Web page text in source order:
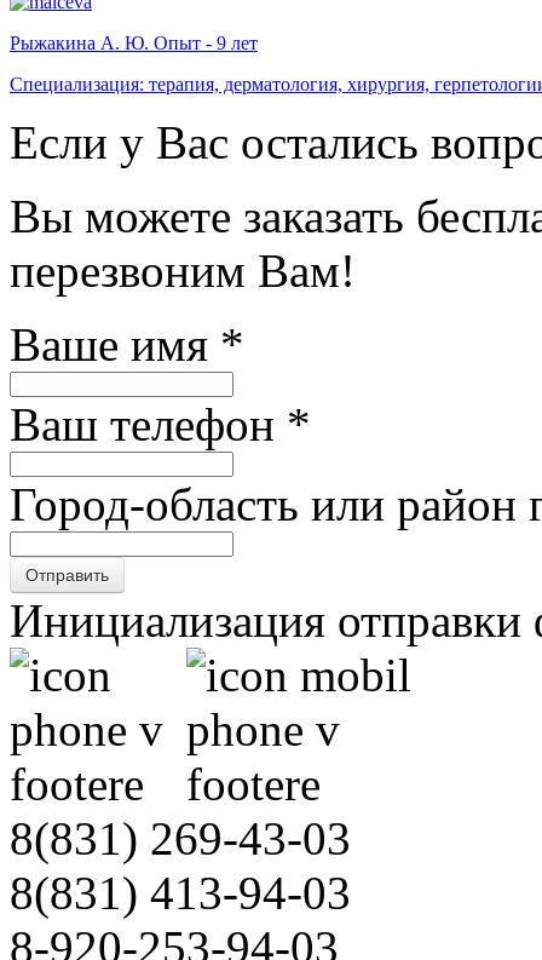
Рыжакина А. Ю. Опыт - 9 лет
Специализация: терапия, дерматология, хирургия,
Если у Вас остались
Вы можете заказать
перезвоним Вам!
Ваше имя *
Ваш телефон *
Город-область или район
Отправить
Инициализация
8(831) 269-43-03
8(831) 413-94-03
8-920-253-94-03